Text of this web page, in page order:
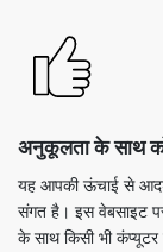
अनुकूलता के साथ
यह आपकी ऊंचाई से
संगत है। इस वेबसाइट
के साथ किसी भी कंप्यूटर